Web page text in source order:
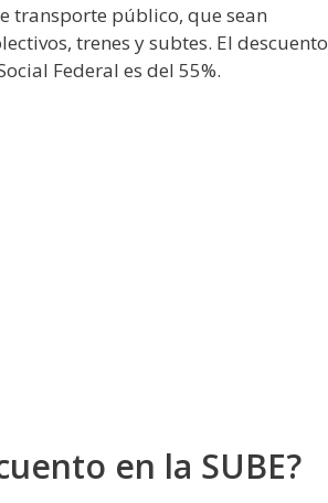
transporte público, que sean
trenes y subtes. El descuento
Federal es del 55%.
en la SUBE?